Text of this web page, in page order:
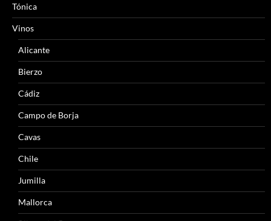
Tónica
Vinos
Alicante
Bierzo
Cádiz
Campo de Borja
Cavas
Chile
Jumilla
Mallorca